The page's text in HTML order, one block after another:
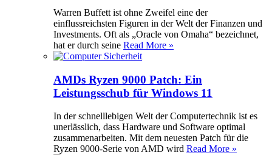
Warren Buffett ist ohne Zweifel eine der
einflussreichsten Figuren in der Welt der Finanzen und
Investments. Oft als „Oracle von Omaha“ bezeichnet,
hat er durch seine Read More »
AMDs Ryzen 9000 Patch: Ein
Leistungsschub für Windows 11
In der schnelllebigen Welt der Computertechnik ist es
unerlässlich, dass Hardware und Software optimal
zusammenarbeiten. Mit dem neuesten Patch für die
Ryzen 9000-Serie von AMD wird Read More »